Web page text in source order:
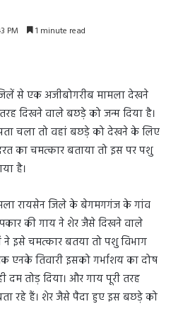
PM 1 minute read
से एक अजीबोगरीब मामला देखने
दिखने वाले बछड़े को जन्म दिया है।
चला तो वहां बछड़े को देखने के लिए
का चमत्कार बताया तो इस पर पशु
है।
रायसेन जिले के बेगमगगंज के गांव
की गाय ने शेर जैसे दिखने वाले
इसे चमत्कार बतया तो पशु विभाग
एनके तिवारी इसको गर्भाशय का दोष
तोड़ दिया। और गाय पूरी तरह
रहे हैं। शेर जैसे पैदा हुए इस बछड़े को